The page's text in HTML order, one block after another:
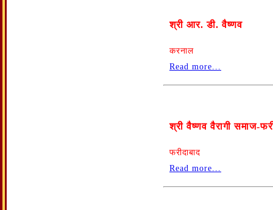
श्री आर. डी. वैष्णव
करनाल
Read more...
श्री वैष्णव वैरागी समाज-
फरीदाबाद
Read more...